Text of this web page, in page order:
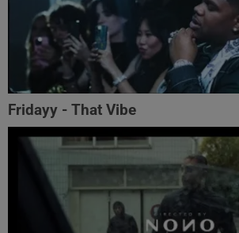
Fridayy - That Vibe